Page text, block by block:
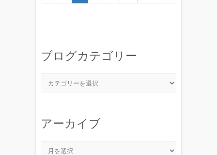
ブログカテゴリー
アーカイブ